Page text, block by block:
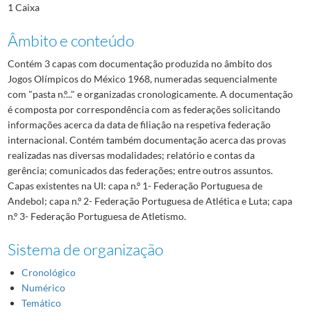
1 Caixa
Âmbito e conteúdo
Contém 3 capas com documentação produzida no âmbito dos
Jogos Olímpicos do México 1968, numeradas sequencialmente
com "pasta n.º..." e organizadas cronologicamente. A documentação
é composta por correspondência com as federações solicitando
informações acerca da data de filiação na respetiva federação
internacional. Contém também documentação acerca das provas
realizadas nas diversas modalidades; relatório e contas da
gerência; comunicados das federações; entre outros assuntos.
Capas existentes na UI: capa n.º 1- Federação Portuguesa de
Andebol; capa n.º 2- Federação Portuguesa de Atlética e Luta; capa
n.º 3- Federação Portuguesa de Atletismo.
Sistema de organização
Cronológico
Numérico
Temático